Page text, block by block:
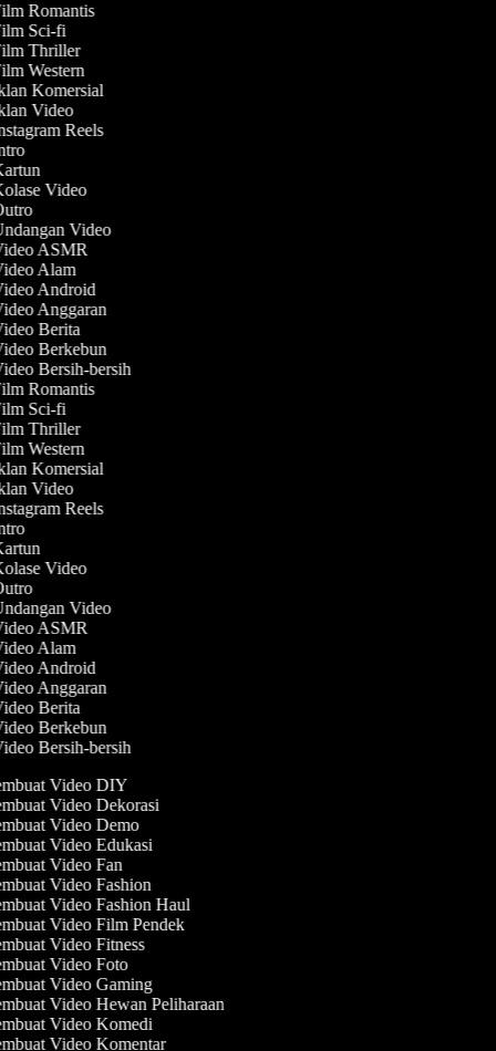
Romantis
Sci-fi
Thriller
Western
Komersial
Video
Reels
Video
Video
ASMR
Alam
Android
Anggaran
Berita
Berkebun
Bersih-bersih
Romantis
Sci-fi
Thriller
Western
Komersial
Video
Reels
Video
Video
ASMR
Alam
Android
Anggaran
Berita
Berkebun
Bersih-bersih
Video DIY
Video Dekorasi
Video Demo
Video Edukasi
Video Fan
Video Fashion
Video Fashion Haul
Video Film Pendek
Video Fitness
Video Foto
Video Gaming
Video Hewan Peliharaan
Video Komedi
Video Komentar